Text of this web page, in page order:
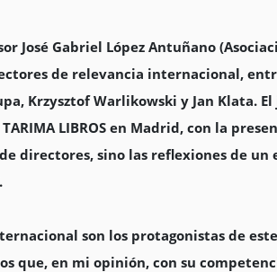
José Gabriel López Antuñano
de relevancia internacional,
Krzysztof Warlikowski y Jan Klata.
LIBROS en Madrid, con la
directores, sino las reflexiones de
son los protagonistas de
que, en mi opinión, con su